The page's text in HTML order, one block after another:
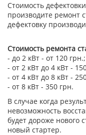
Стоимость
производите ремонт
дефектовку
Стоимость ремонта
- до 2 кВт - от 120 грн.;
- от 2 кВт до 4 кВт -
- от 4 кВт до 8 кВт -
- от 8 кВт - 350 грн.
В случае когда
невозможность
будет дороже нового
новый стартер.